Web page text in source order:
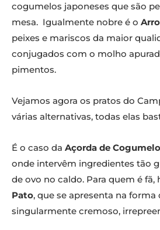
cogumelos japoneses que são
mesa. Igualmente nobre é o
peixes e mariscos da maior
conjugados com o molho
pimentos.
Vejamos agora os pratos do
várias alternativas, todas elas
É o caso da Açorda de
onde intervêm ingredientes tão
de ovo no caldo. Para quem é fã,
Pato, que se apresenta na
singularmente cremoso,